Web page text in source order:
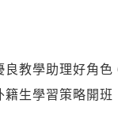
良教學助理好角色
籍生學習策略開班